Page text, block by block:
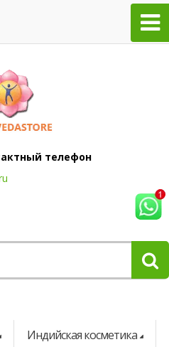
телефон
Индийская косметика